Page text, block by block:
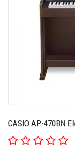
CASIO AP-470BN